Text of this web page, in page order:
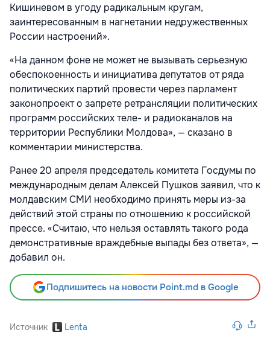
Кишиневом в угоду радикальным кругам,
заинтересованным в нагнетании недружественных
России настроений».
«На данном фоне не может не вызывать серьезную
обеспокоенность и инициатива депутатов от ряда
политических партий провести через парламент
законопроект о запрете ретрансляции политических
программ российских теле- и радиоканалов на
территории Республики Молдова», — сказано в
комментарии министерства.
Ранее 20 апреля председатель комитета Госдумы по
международным делам Алексей Пушков заявил, что к
молдавским СМИ необходимо принять меры из-за
действий этой страны по отношению к российской
прессе. «Считаю, что нельзя оставлять такого рода
демонстративные враждебные выпады без ответа», —
добавил он.
Подпишитесь на новости Point.md в Google
Источник Lenta